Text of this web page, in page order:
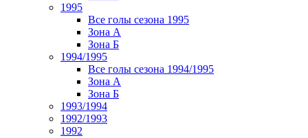
1995
Все голы сезона 1995
Зона А
Зона Б
1994/1995
Все голы сезона 1994/1995
Зона А
Зона Б
1993/1994
1992/1993
1992